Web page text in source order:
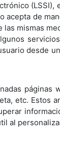
de
mismas
desde
páginas
etc.
al